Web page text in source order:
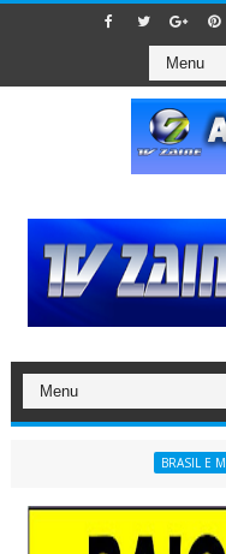
BRASIL E MUNDO